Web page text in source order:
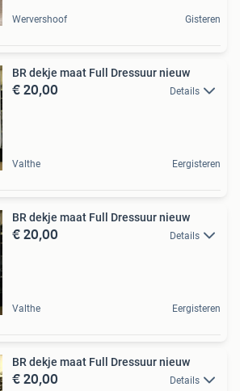
Wervershoof Gisteren
BR dekje maat Full Dressuur nieuw
€ 20,00 Details
Valthe Eergisteren
BR dekje maat Full Dressuur nieuw
€ 20,00 Details
Valthe Eergisteren
BR dekje maat Full Dressuur nieuw
€ 20,00 Details